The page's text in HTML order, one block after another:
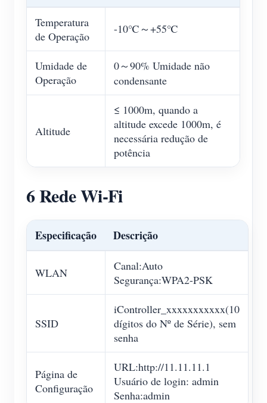
Temperatura
de Operação
-10℃～+55℃
Umidade de
Operação
0～90% Umidade não
condensante
Altitude
≤ 1000m, quando a
altitude excede 1000m, é
necessária redução de
potência
6 Rede Wi-Fi
Especificação Descrição
WLAN
Canal:Auto
Segurança:WPA2-PSK
SSID
iController_xxxxxxxxxxx(10
dígitos do Nº de Série), sem
senha
Página de
Configuração
URL:http://11.11.11.1
Usuário de login: admin
Senha:admin